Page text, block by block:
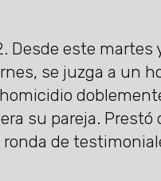
Desde este martes
se juzga a un
su pareja. Prestó
de